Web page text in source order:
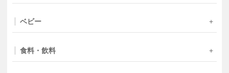
ベビー
食料・飲料